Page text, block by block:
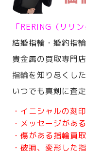
「RERING（リリン
結婚指輪・婚約指
貴金属の買取専門店
指輪を知り尽くし
いつでも真剣に査
・イニシャルの刻
・メッセージがあ
・傷がある指輪買
・破損、変形した